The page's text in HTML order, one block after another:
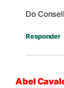
Do
Responder
Abel